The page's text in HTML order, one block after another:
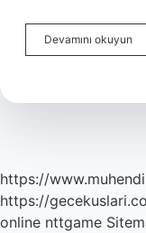
Devamını okuyun
https://
https://
online nttgame